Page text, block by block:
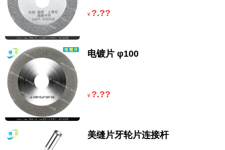
¥ ?.??
电镀片 φ100
¥ ?.??
美缝片牙轮片连接杆